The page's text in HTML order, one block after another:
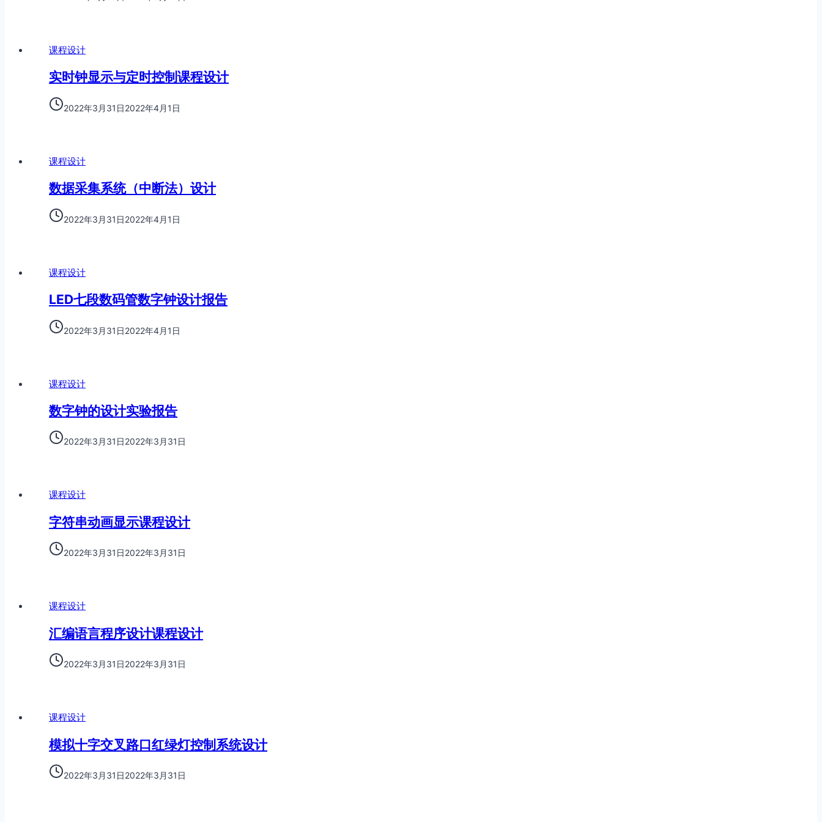
课程设计
实时钟显示与定时控制课程设计
2022年3月31日2022年4月1日
课程设计
数据采集系统（中断法）设计
2022年3月31日2022年4月1日
课程设计
LED七段数码管数字钟设计报告
2022年3月31日2022年4月1日
课程设计
数字钟的设计实验报告
2022年3月31日2022年3月31日
课程设计
字符串动画显示课程设计
2022年3月31日2022年3月31日
课程设计
汇编语言程序设计课程设计
2022年3月31日2022年3月31日
课程设计
模拟十字交叉路口红绿灯控制系统设计
2022年3月31日2022年3月31日